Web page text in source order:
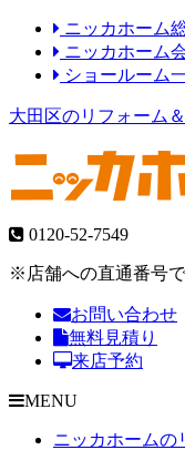
ニッカホーム
ニッカホーム
ショールーム
大田区のリフォーム
0120-52-7549
※店舗への直通番号
お問い合わせ
無料見積り
来店予約
MENU
ニッカホームの